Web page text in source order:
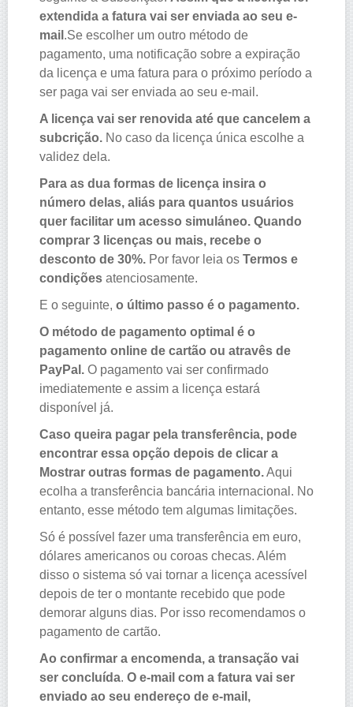
extendida a fatura vai ser enviada ao seu e-
mail .Se escolher um outro método de
pagamento, uma notificação sobre a expiração
da licença e uma fatura para o próximo período a
ser paga vai ser enviada ao seu e-mail.
A licença vai ser renovida até que cancelem a
subcrição. No caso da licença única escolhe a
validez dela.
Para as dua formas de licença insira o
número delas, aliás para quantos usuários
quer facilitar um acesso simuláneo. Quando
comprar 3 licenças ou mais, recebe o
desconto de 30%. Por favor leia os Termos e
condições atenciosamente.
E o seguinte, o último passo é o pagamento.
O método de pagamento optimal é o
pagamento online de cartão ou atravês de
PayPal. O pagamento vai ser confirmado
imediatemente e assim a licença estará
disponível já.
Caso queira pagar pela transferência, pode
encontrar essa opção depois de clicar a
Mostrar outras formas de pagamento.Aqui
ecolha a transferência bancária internacional. No
entanto, esse método tem algumas limitações.
Só é possível fazer uma transferência em euro,
dólares americanos ou coroas checas. Além
disso o sistema só vai tornar a licença acessível
depois de ter o montante recebido que pode
demorar alguns dias. Por isso recomendamos o
pagamento de cartão.
Ao confirmar a encomenda, a transação vai
ser concluída. O e-mail com a fatura vai ser
enviado ao seu endereço de e-mail,